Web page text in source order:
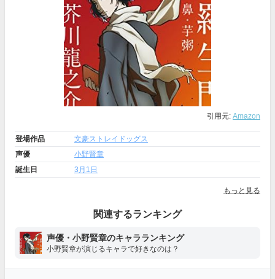
引用元: Amazon
登場作品
文豪ストレイドッグス
声優
小野賢章
誕生日
3月1日
もっと見る
関連するランキング
声優・小野賢章のキャラランキング
小野賢章が演じるキャラで好きなのは？